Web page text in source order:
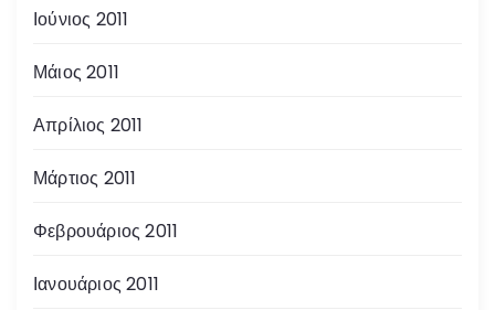
Ιούνιος 2011
Μάιος 2011
Απρίλιος 2011
Μάρτιος 2011
Φεβρουάριος 2011
Ιανουάριος 2011